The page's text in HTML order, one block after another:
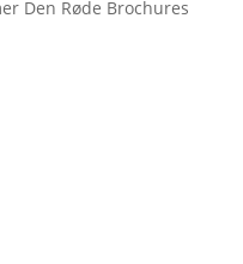
Den Røde Brochures